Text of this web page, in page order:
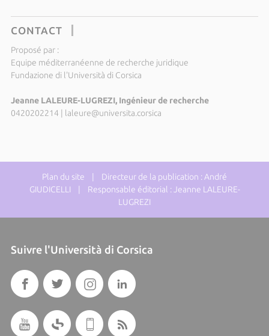
CONTACT
Proposé par :
Equipe méditerranéenne de recherche juridique
Fundazione di l'Università di Corsica
Jeanne LALEURE-LUGREZI, Ingénieur de recherche
0420202214
laleure@universita.corsica
Plan du site | Directeur de la publication : André
GIUDICELLI | Responsable éditorial : Jeanne LALEURE-
LUGREZI
Suivre l'Università di Corsica